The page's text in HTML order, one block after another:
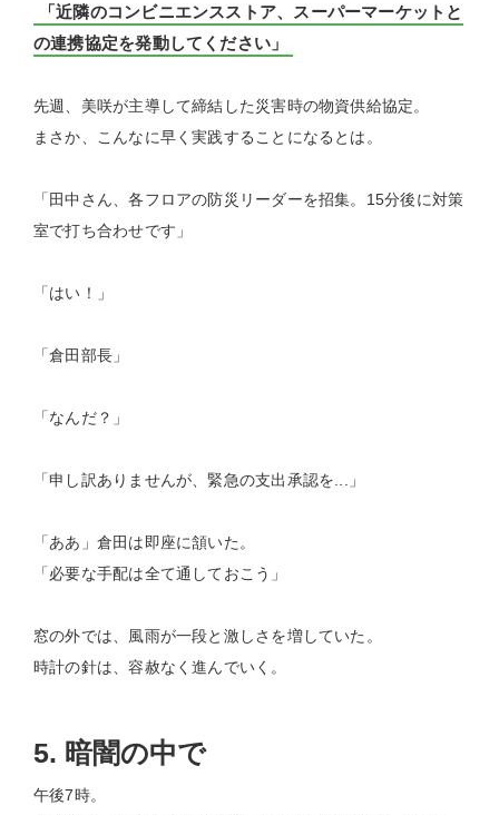
「近隣のコンビニエンスストア、スーパーマーケットと
の連携協定を発動してください」
先週、美咲が主導して締結した災害時の物資供給協定。
まさか、こんなに早く実践することになるとは。
「田中さん、各フロアの防災リーダーを招集。15分後に対策
室で打ち合わせです」
「はい！」
「倉田部長」
「なんだ？」
「申し訳ありませんが、緊急の支出承認を...」
「ああ」倉田は即座に頷いた。
「必要な手配は全て通しておこう」
窓の外では、風雨が一段と激しさを増していた。
時計の針は、容赦なく進んでいく。
5. 暗闇の中で
午後7時。